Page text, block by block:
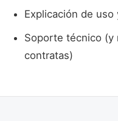
Explicación de
Soporte técnico (y
contratas)